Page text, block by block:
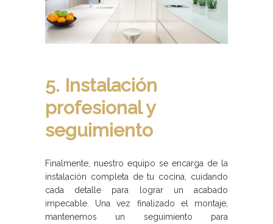
5. Instalación
profesional y
seguimiento
Finalmente, nuestro equipo se encarga de la
instalación completa de tu cocina, cuidando
cada detalle para lograr un acabado
impecable. Una vez finalizado el montaje,
mantenemos un seguimiento para